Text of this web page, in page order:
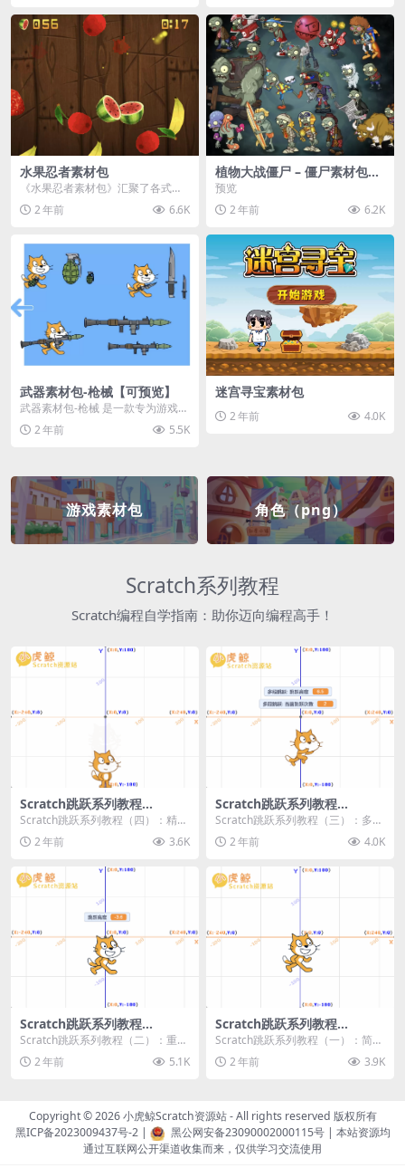
水果忍者素材包
《水果忍者素材包》汇聚了各式鲜
美诱人的水果图像与清脆悦耳的切
割音效，专为追求极致...
2 年前 6.6K
植物大战僵尸 – 僵尸素材包
【可预览】
预览
2 年前
6.2K
武器素材包-枪械【可预览】
武器素材包-枪械 是一款专为游戏开
发者和创作者设计的素材包，包含
多种高质量的枪械...
2 年前 5.5K
迷宫寻宝素材包
2 年前 4.0K
游戏素材包 角色（png）
Scratch系列教程
Scratch编程自学指南：助你迈向编程高手！
Scratch跳跃系列教程
（四）：精准着陆
Scratch跳跃系列教程（四）：精准
着陆 作者：小虎鲸Scratch资源站
... 2 年前 3.6K
Scratch跳跃系列教程
（三）：多段跳跃
Scratch跳跃系列教程（三）：多段
跳跃 作者：小虎鲸Scratch资源站
连...2 年前 4.0K
Scratch跳跃系列教程
（二）：重力跳跃
Scratch跳跃系列教程（二）：重力
跳跃 作者：小虎鲸Scratch资源站
按...2 年前 5.1K
Scratch跳跃系列教程
（一）：简单跳跃
Scratch跳跃系列教程（一）：简单
跳跃 作者：小虎鲸Scratch资源站
按...2 年前 3.9K
Copyright © 2026小虎鲸Scratch资源站- All rights reserved 版权所有
黑ICP备2023009437号-2| 黑公网安备23090002000115号| 本站资源均
通过互联网公开渠道收集而来，仅供学习交流使用